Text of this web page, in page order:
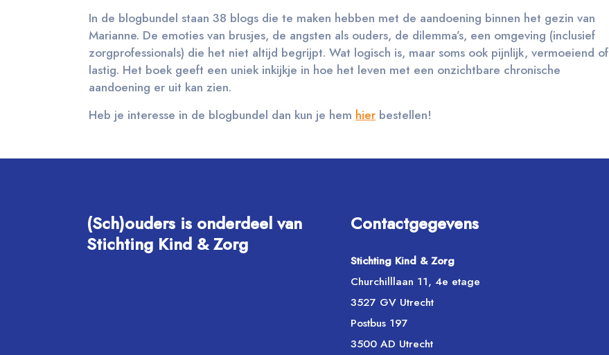
In de blogbundel staan 38 blogs die te maken hebben met de aandoening binnen het gezin van
Marianne. De emoties van brusjes, de angsten als ouders, de dilemma’s, een omgeving (inclusief
zorgprofessionals) die het niet altijd begrijpt. Wat logisch is, maar soms ook pijnlijk, vermoeiend of
lastig. Het boek geeft een uniek inkijkje in hoe het leven met een onzichtbare chronische
aandoening er uit kan zien.
Heb je interesse in de blogbundel dan kun je hem hier bestellen!
(Sch)ouders is onderdeel van
Stichting Kind & Zorg
Contactgegevens
Stichting Kind & Zorg
Churchilllaan 11, 4e etage
3527 GV Utrecht
Postbus 197
3500 AD Utrecht